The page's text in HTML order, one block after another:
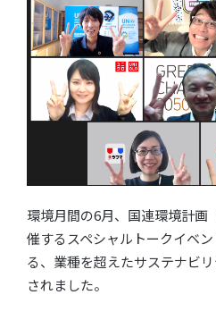
環境月間の6月、国連環境計画
催するスペシャルトークイベ
る、業種を超えたサステナビ
されました。